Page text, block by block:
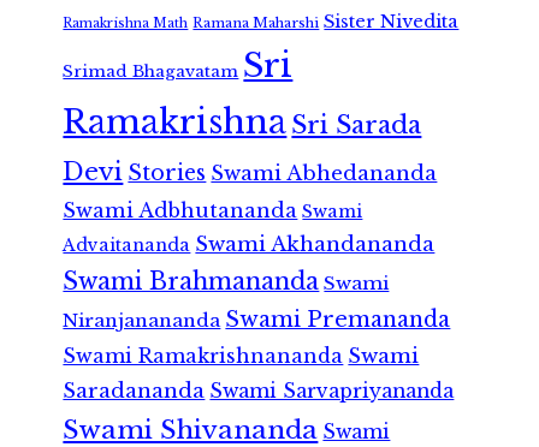
Ramakrishna Math Ramana Maharshi Sister Nivedita
Srimad Bhagavatam Sri
RamakrishnaSri Sarada
Devi Stories Swami Abhedananda
Swami Adbhutananda Swami
Advaitananda Swami Akhandananda
Swami Brahmananda Swami
Niranjanananda Swami Premananda
Swami Ramakrishnananda Swami
Saradananda Swami Sarvapriyananda
Swami Shivananda Swami